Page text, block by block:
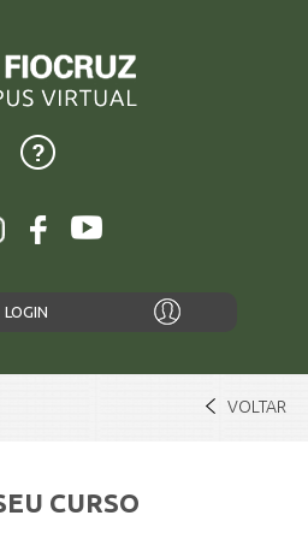
LOGIN
VOLTAR
CURSO